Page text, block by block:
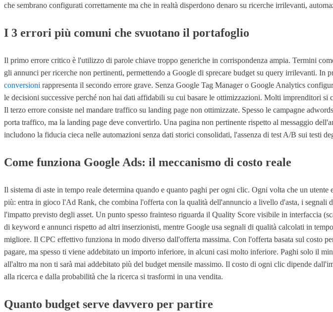
che sembrano configurati correttamente ma che in realtà disperdono denaro su ricerche irrilevanti,
I 3 errori più comuni che svuotano il portafoglio
Il primo errore critico è l'utilizzo di parole chiave troppo generiche in corrispondenza ampia. Termini
gli annunci per ricerche non pertinenti, permettendo a Google di sprecare budget su query irrilevanti. In
conversioni rappresenta il secondo errore grave. Senza Google Tag Manager o Google Analytics
le decisioni successive perché non hai dati affidabili su cui basare le ottimizzazioni. Molti imprenditori
Il terzo errore consiste nel mandare traffico su landing page non ottimizzate. Spesso le campagne
porta traffico, ma la landing page deve convertirlo. Una pagina non pertinente rispetto al messaggio
includono la fiducia cieca nelle automazioni senza dati storici consolidati, l'assenza di test A/B sui testi
Come funziona Google Ads: il meccanismo di costo reale
Il sistema di aste in tempo reale determina quando e quanto paghi per ogni clic. Ogni volta che un
più: entra in gioco l'Ad Rank, che combina l'offerta con la qualità dell'annuncio a livello d'asta, i
l'impatto previsto degli asset. Un punto spesso frainteso riguarda il Quality Score visibile in interfaccia
di keyword e annunci rispetto ad altri inserzionisti, mentre Google usa segnali di qualità calcolati in
migliore. Il CPC effettivo funziona in modo diverso dall'offerta massima. Con l'offerta basata sul costo
pagare, ma spesso ti viene addebitato un importo inferiore, in alcuni casi molto inferiore. Paghi solo il
all'altro ma non ti sarà mai addebitato più del budget mensile massimo. Il costo di ogni clic dipende
alla ricerca e dalla probabilità che la ricerca si trasformi in una vendita.
Quanto budget serve davvero per partire